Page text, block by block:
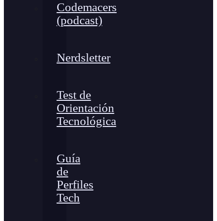
Codemacers
(podcast)
Nerdsletter
Test de
Orientación
Tecnológica
Guía
de
Perfiles
Tech